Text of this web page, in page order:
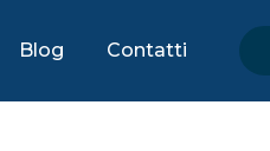
Blog Contatti